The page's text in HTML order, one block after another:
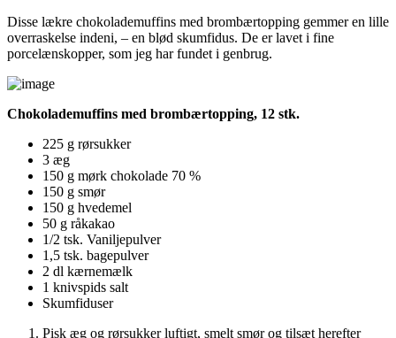
Disse lækre chokolademuffins med brombærtopping gemmer en lille
overraskelse indeni, – en blød skumfidus. De er lavet i fine
porcelænskopper, som jeg har fundet i genbrug.
Chokolademuffins med brombærtopping, 12 stk.
225 g rørsukker
3 æg
150 g mørk chokolade 70 %
150 g smør
150 g hvedemel
50 g råkakao
1/2 tsk. Vaniljepulver
1,5 tsk. bagepulver
2 dl kærnemælk
1 knivspids salt
Skumfiduser
Pisk æg og rørsukker luftigt, smelt smør og tilsæt herefter